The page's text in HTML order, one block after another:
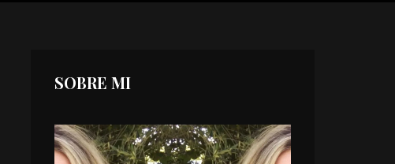
SOBRE MI